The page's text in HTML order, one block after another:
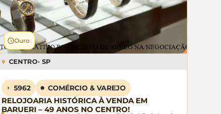
Ouro
CENTRO- SP
5962 COMÉRCIO & VAREJO
RELOJOARIA HISTÓRICA À VENDA EM
BARUERI – 49 ANOS NO CENTRO!